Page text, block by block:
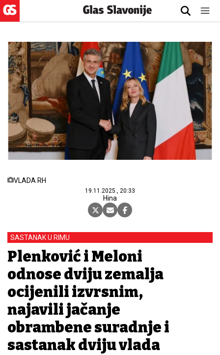
VLADA RH
19.11.2025., 20:33
Hina
SASTANAK U RIMU
Plenković i Meloni
odnose dviju zemalja
ocijenili izvrsnim,
najavili jačanje
obrambene suradnje i
sastanak dviju vlada